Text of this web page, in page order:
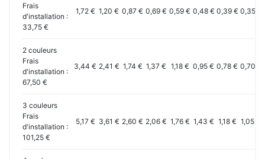
Frais
d'installation :
33,75 €
1,72 € 1,20 € 0,87 € 0,69 € 0,59 € 0,48 € 0,39 € 0,35 €
2 couleurs
Frais
d'installation :
67,50 €
3,44 € 2,41 € 1,74 € 1,37 € 1,18 € 0,95 € 0,78 € 0,70 €
3 couleurs
Frais
d'installation :
101,25 €
5,17 € 3,61 € 2,60 € 2,06 € 1,76 € 1,43 € 1,18 € 1,05 €